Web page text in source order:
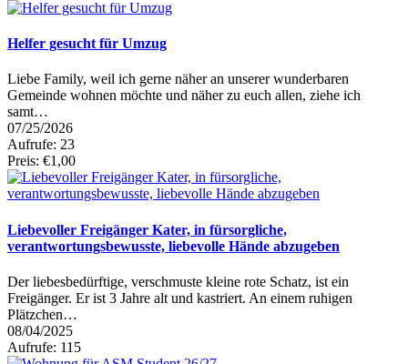
Helfer gesucht für Umzug
Liebe Family, weil ich gerne näher an unserer wunderbaren
Gemeinde wohnen möchte und näher zu euch allen, ziehe ich
samt…
07/25/2026
Aufrufe: 23
Preis: €1,00
Liebevoller Freigänger Kater, in fürsorgliche,
verantwortungsbewusste, liebevolle Hände abzugeben
Der liebesbedürftige, verschmuste kleine rote Schatz, ist ein
Freigänger. Er ist 3 Jahre alt und kastriert. An einem ruhigen
Plätzchen…
08/04/2025
Aufrufe: 115